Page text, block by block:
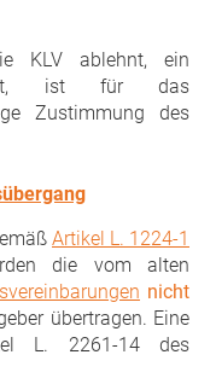
KLV ablehnt, ein
ist, ist für das
Zustimmung des
Artikel L. 1224-1
die vom alten
nicht
übertragen. Eine
L. 2261-14 des